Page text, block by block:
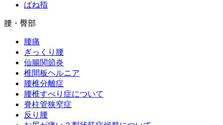
ばね指
腰・臀部
腰痛
ぎっくり腰
仙腸関節炎
椎間板ヘルニア
腰椎分離症
腰椎すべり症について
脊柱管狭窄症
反り腰